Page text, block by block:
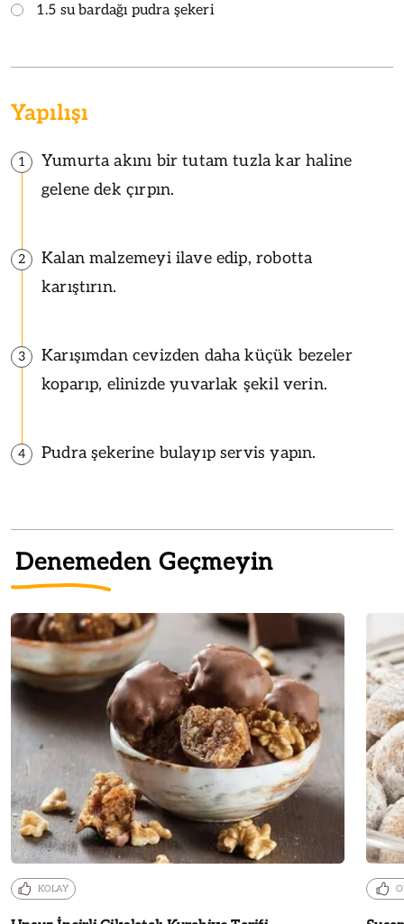
1.5 su bardağı pudra şekeri
Yapılışı
1
Yumurta akını bir tutam tuzla kar haline
gelene dek çırpın.
2
Kalan malzemeyi ilave edip, robotta
karıştırın.
3
Karışımdan cevizden daha küçük bezeler
koparıp, elinizde yuvarlak şekil verin.
4 Pudra şekerine bulayıp servis yapın.
Denemeden Geçmeyin
KOLAY